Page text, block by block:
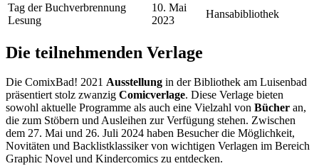
Tag der Buchverbrennung
Lesung
10. Mai
2023
Hansabibliothek
Die teilnehmenden Verlage
Die ComixBad! 2021 Ausstellung in der Bibliothek am Luisenbad
präsentiert stolz zwanzig Comicverlage. Diese Verlage bieten
sowohl aktuelle Programme als auch eine Vielzahl von Bücher an,
die zum Stöbern und Ausleihen zur Verfügung stehen. Zwischen
dem 27. Mai und 26. Juli 2024 haben Besucher die Möglichkeit,
Novitäten und Backlistklassiker von wichtigen Verlagen im Bereich
Graphic Novel und Kindercomics zu entdecken.